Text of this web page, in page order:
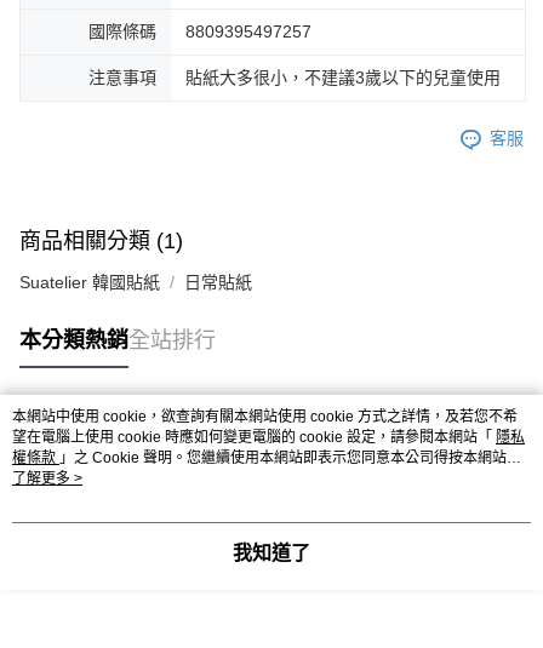
國際條碼 8809395497257
注意事項 貼紙大多很小，不建議3歲以下的兒童使用
客服
商品相關分類 (1)
Suatelier 韓國貼紙 日常貼紙
本分類熱銷全站排行
熱門標籤
本網站中使用 cookie，欲查詢有關本網站使用 cookie 方式之詳情，及若您不希
望在電腦上使用 cookie 時應如何變更電腦的 cookie 設定，請參閱本網站「 隱私
權條款 」之 Cookie 聲明。您繼續使用本網站即表示您同意本公司得按本網站使
用條款之 Cookie 聲明使用 cookie。
了解更多 >
我知道了